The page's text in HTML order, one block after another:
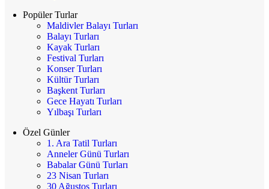
Popüler Turlar
Maldivler Balayı Turları
Balayı Turları
Kayak Turları
Festival Turları
Konser Turları
Kültür Turları
Başkent Turları
Gece Hayatı Turları
Yılbaşı Turları
Özel Günler
1. Ara Tatil Turları
Anneler Günü Turları
Babalar Günü Turları
23 Nisan Turları
30 Ağustos Turları